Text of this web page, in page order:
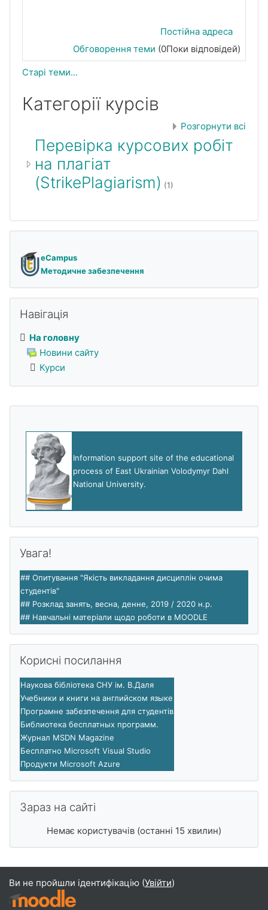
Постійна адреса
Обговорення теми (0Поки відповідей)
Старі теми...
Категорії курсів
Розгорнути всі
Перевірка курсових робіт
на плагіат
(StrikePlagiarism) (1)
eCampus
Методичне забезпечення
Навігація
На головну
Новини сайту
Курси
Information support site of the educational
process of East Ukrainian Volodymyr Dahl
National University.
Увага!
## Опитування "Якість викладання дисциплін очима
студентів"
## Розклад занять, весна, денне, 2019 / 2020 н.р.
## Навчальні матеріали щодо роботи в MOODLE
Корисні посилання
Наукова бібліотека СНУ ім. В.Даля
Учебники и книги на английском языке
Програмне забезпечення для студентів
Библиотека бесплатных программ.
Журнал MSDN Magazine
Бесплатно Microsoft Visual Studio
Продукти Microsoft Azure
Зараз на сайті
Немає користувачів (останні 15 хвилин)
Ви не пройшли ідентифікацію (Увійти)